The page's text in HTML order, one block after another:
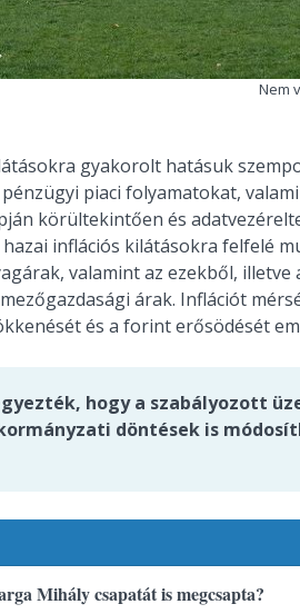
Nem
gyakorolt hatásuk
piaci folyamatokat,
körültekintően és
inflációs kilátásokra felfelé
valamint az ezekből, illetve
árak. Inflációt
és a forint erősödését
hogy a szabályozott
döntések is
Mihály csapatát is megcsapta?